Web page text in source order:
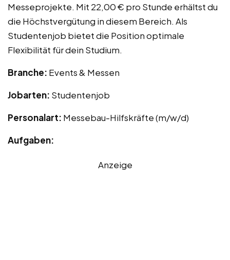
Messeprojekte. Mit 22,00 € pro Stunde erhältst du
die Höchstvergütung in diesem Bereich. Als
Studentenjob bietet die Position optimale
Flexibilität für dein Studium.
Branche: Events & Messen
Jobarten: Studentenjob
Personalart: Messebau-Hilfskräfte (m/w/d)
Aufgaben:
Anzeige